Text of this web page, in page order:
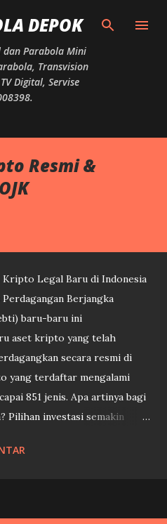
konten utama
DEPOK
dan Parabola Mini
Transvision
Digital, Servise
Resmi &
Kripto Legal Baru di Indonesia
Perdagangan Berjangka
baru-baru ini
aset kripto yang telah
secara resmi di
yang terdaftar mengalami
851 jenis. Apa artinya bagi
Pilihan investasi semakin
banyak pilihan untuk